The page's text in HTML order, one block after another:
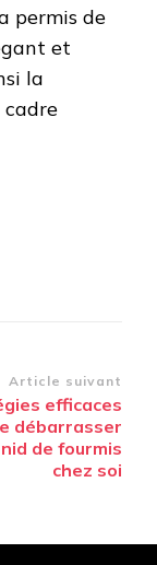
permis de
et
la
Article suivant
efficaces
débarrasser
nid de fourmis
chez soi